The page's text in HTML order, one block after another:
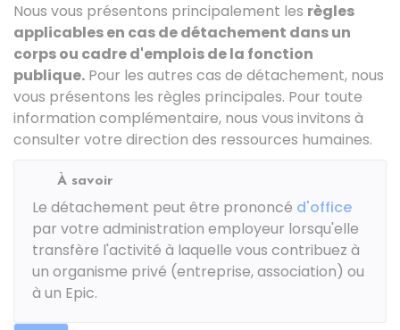
Nous vous présentons principalement les règles
applicables en cas de détachement dans un
corps ou cadre d'emplois de la fonction
publique. Pour les autres cas de détachement, nous
vous présentons les règles principales. Pour toute
information complémentaire, nous vous invitons à
consulter votre direction des ressources humaines.
À savoir
Le détachement peut être prononcé d'office
par votre administration employeur lorsqu'elle
transfère l'activité à laquelle vous contribuez à
un organisme privé (entreprise, association) ou
à un Epic.